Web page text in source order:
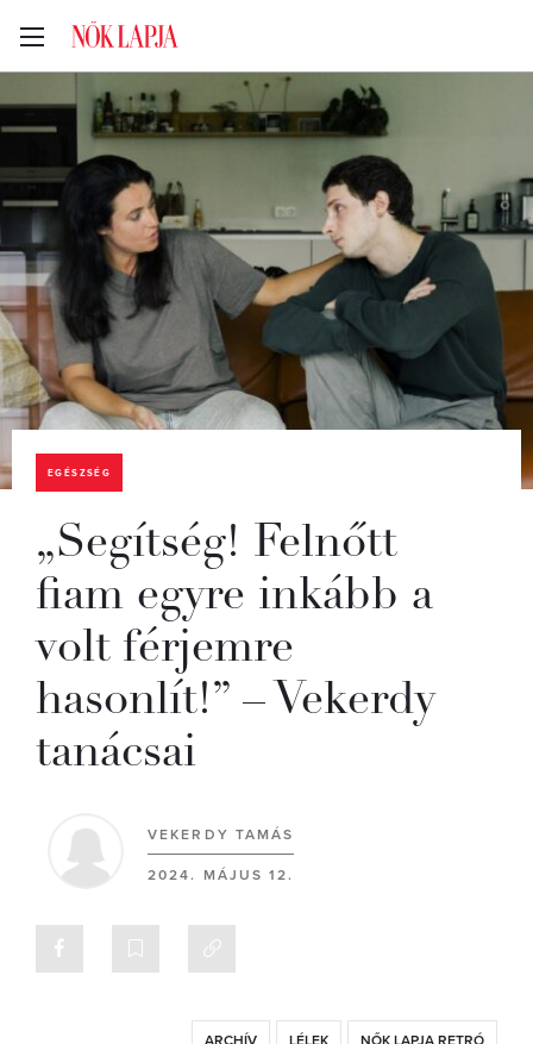
EGÉSZSÉG
„Segítség! Felnőtt
fiam egyre inkább a
volt férjemre
hasonlít!” – Vekerdy
tanácsai
VEKERDY TAMÁS
2024. MÁJUS 12.
ARCHÍV LÉLEK NŐK LAPJA RETRÓ